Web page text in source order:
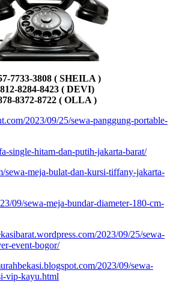
7733-3808 ( SHEILA )
8284-8423 ( DEVI)
8372-8722 ( OLLA )
2023/09/25/sewa-panggung-portable-
single-hitam-dan-putih-jakarta-barat/
sewa-meja-bulat-dan-kursi-tiffany-jakarta-
09/sewa-meja-bundar-diameter-180-cm-
2023/09/25/sewa-
event-bogor/
2023/09/sewa-
vip-kayu.html